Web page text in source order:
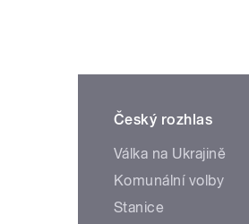
Český rozhlas
Válka na Ukrajině
Komunální volby
Stanice